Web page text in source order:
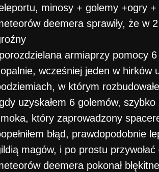
minosy + golemy +ogry
deemera sprawiły, że w
armiaprzy pomocy
wcześniej jeden w hirków
w którym
uzyskałem 6 golemów,
który zaprowadzony
błąd, prawdopodobnie
magów, i po prostu
deemera pokonał